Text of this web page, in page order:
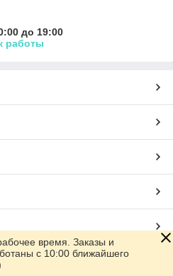
до 19:00
работы
время. Заказы и
с 10:00 ближайшего